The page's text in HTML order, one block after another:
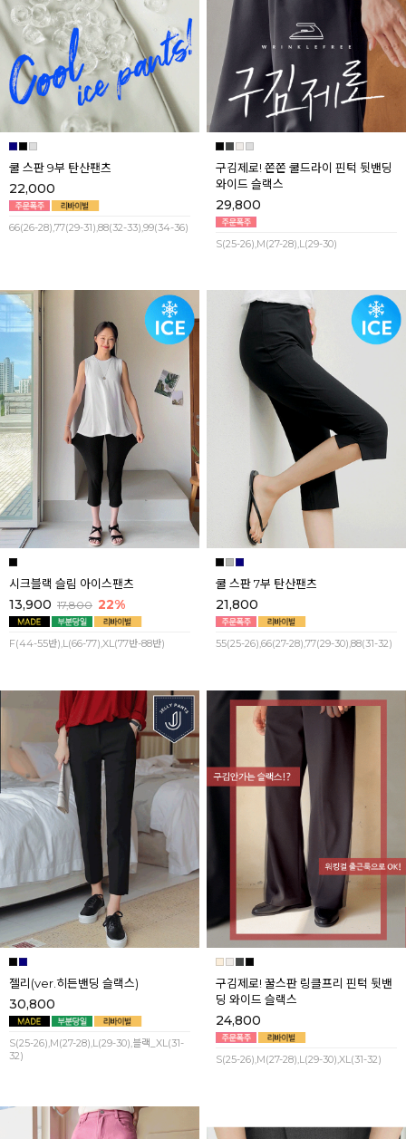
쿨 스판 9부 탄산팬츠
22,000
66(26-28),77(29-31),88(32-33),99(34-36)
구김제로! 쫀쫀 쿨드라이 핀턱 뒷밴딩
와이드 슬랙스
29,800
S(25-26),M(27-28),L(29-30)
시크블랙 슬림 아이스팬츠
13,900 17,800 22%
F(44-55반),L(66-77),XL(77반-88반)
쿨 스판 7부 탄산팬츠
21,800
55(25-26),66(27-28),77(29-30),88(31-32)
젤리(ver.히든밴딩 슬랙스)
30,800
S(25-26),M(27-28),L(29-30),블랙_XL(31-
32)
구김제로! 꿀스판 링클프리 핀턱 뒷밴
딩 와이드 슬랙스
24,800
S(25-26),M(27-28),L(29-30),XL(31-32)